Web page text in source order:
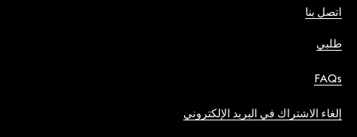
اتصل بنا
طلبي
FAQs
إلغاء الاشتراك في البريد الإلكتروني